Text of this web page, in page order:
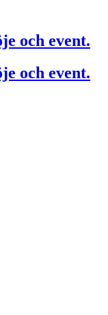
och event.
och event.